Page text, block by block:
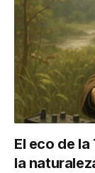
El eco de
la